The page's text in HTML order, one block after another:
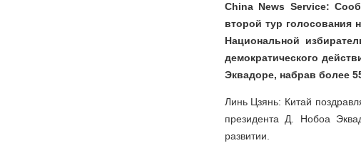
China News Service:
второй тур голосования
Национальной
демократического
Эквадоре, набрав более
Линь Цзянь: Китай
президента Д. Нобоа
развитии.